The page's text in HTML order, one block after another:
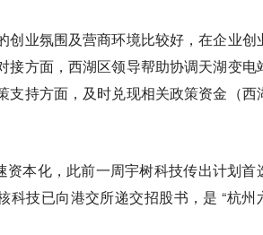
业氛围及营商环境比较好，在企业创
接方面，西湖区领导帮助协调天湖变电
持方面，及时兑现相关政策资金（西
资本化，此前一周宇树科技传出计划首
技已向港交所递交招股书，是 “杭州